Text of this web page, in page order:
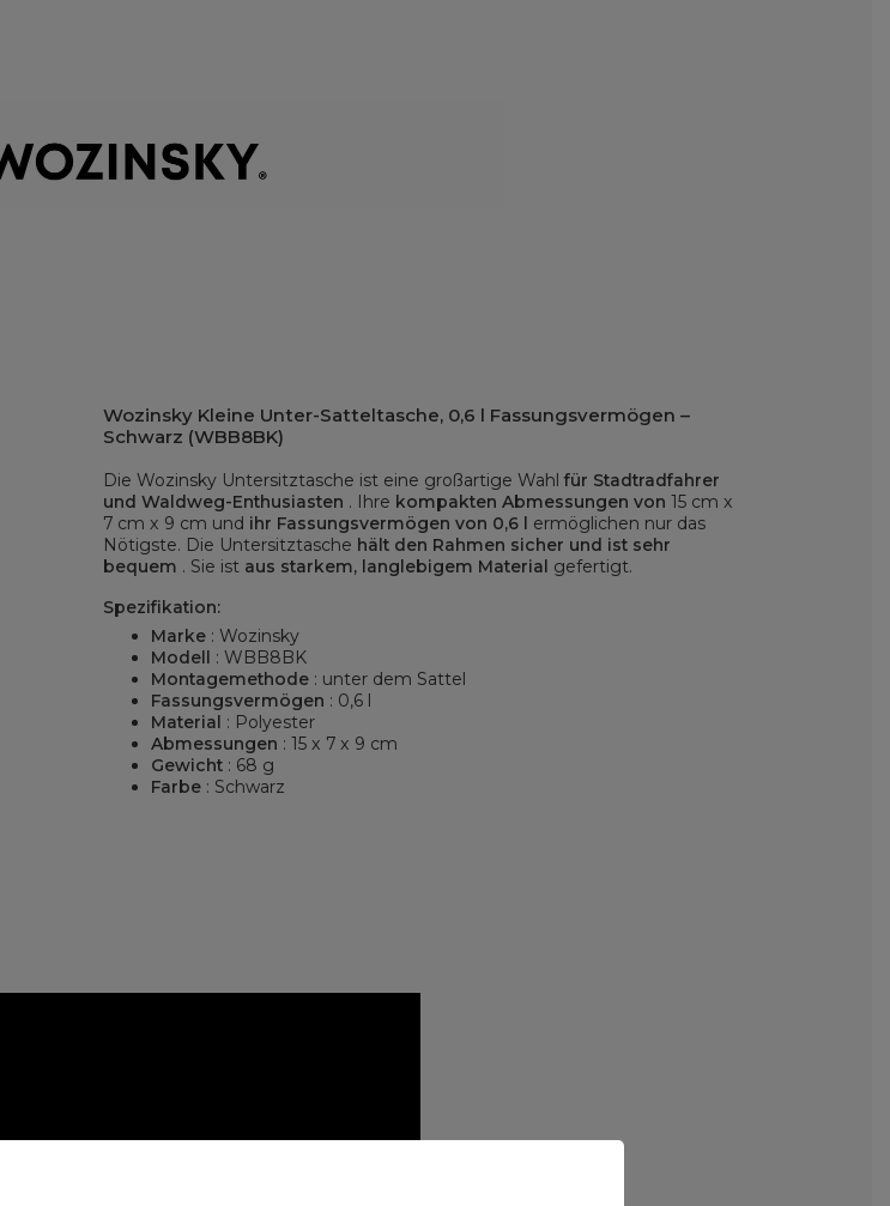
Wozinsky Kleine Unter-Satteltasche, 0,6 l Fassungsvermögen –
Schwarz (WBB8BK)
Die Wozinsky Untersitztasche ist eine großartige Wahl für Stadtradfahrer
und Waldweg-Enthusiasten . Ihre kompakten Abmessungen von 15 cm x
7 cm x 9 cm und ihr Fassungsvermögen von 0,6 l ermöglichen nur das
Nötigste. Die Untersitztasche hält den Rahmen sicher und ist sehr
bequem . Sie ist aus starkem, langlebigem Material gefertigt.
Spezifikation:
Marke : Wozinsky
Modell : WBB8BK
Montagemethode : unter dem Sattel
Fassungsvermögen : 0,6 l
Material : Polyester
Abmessungen : 15 x 7 x 9 cm
Gewicht : 68 g
Farbe : Schwarz